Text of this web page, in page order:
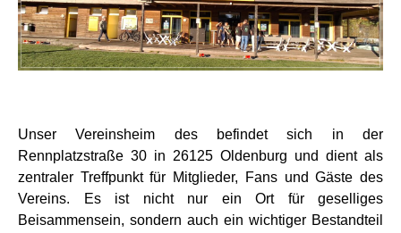
Unser Vereinsheim des befindet sich in der
Rennplatzstraße 30 in 26125 Oldenburg und dient als
zentraler Treffpunkt für Mitglieder, Fans und Gäste des
Vereins. Es ist nicht nur ein Ort für geselliges
Beisammensein, sondern auch ein wichtiger Bestandteil